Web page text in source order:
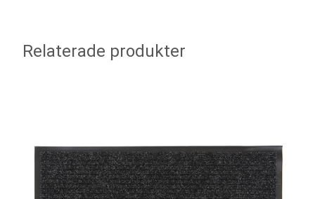
Relaterade produkter